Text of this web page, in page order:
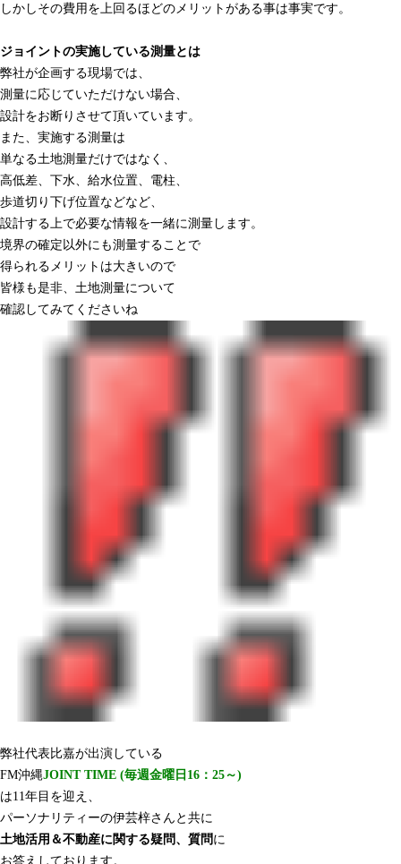
しかしその費用を上回るほどのメリットがある事は事実です。
ジョイントの実施している測量とは
弊社が企画する現場では、
測量に応じていただけない場合、
設計をお断りさせて頂いています。
また、実施する測量は
単なる土地測量だけではなく、
高低差、下水、給水位置、電柱、
歩道切り下げ位置などなど、
設計する上で必要な情報を一緒に測量します。
境界の確定以外にも測量することで
得られるメリットは大きいので
皆様も是非、土地測量について
確認してみてくださいね
弊社代表比嘉が出演している
FM沖縄JOINT TIME (毎週金曜日16：25～)
は11年目を迎え、
パーソナリティーの伊芸梓さんと共に
土地活用＆不動産に関する疑問、質問 に
お答えしております。